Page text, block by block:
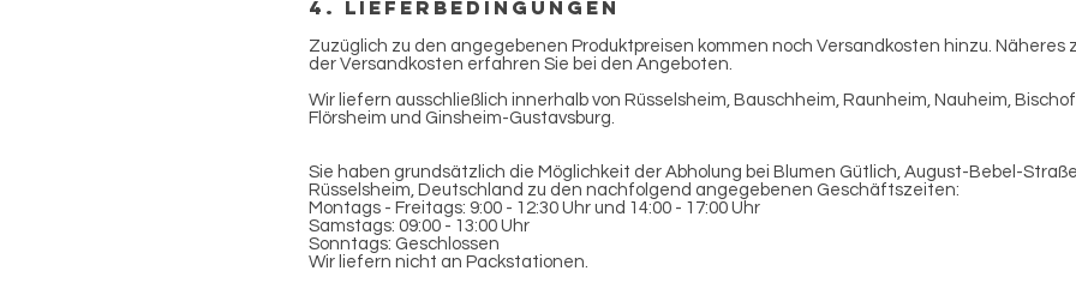
4. Lieferbedingungen
Zuzüglich zu den angegebenen Produktpreisen kommen noch Versandkosten hinzu. Näheres
der Versandkosten erfahren Sie bei den Angeboten.
Wir liefern ausschließlich innerhalb von Rüsselsheim, Bauschheim, Raunheim, Nauheim,
Flörsheim und Ginsheim-Gustavsburg.
Sie haben grundsätzlich die Möglichkeit der Abholung bei Blumen Gütlich, August-Bebel-Straße
Rüsselsheim, Deutschland zu den nachfolgend angegebenen Geschäftszeiten:
Montags - Freitags: 9:00 - 12:30 Uhr und 14:00 - 17:00 Uhr
Samstags: 09:00 - 13:00 Uhr
Sonntags: Geschlossen
Wir liefern nicht an Packstationen.